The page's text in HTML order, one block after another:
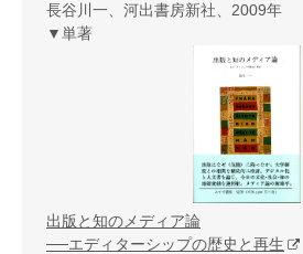
長谷川一、河出書房新社、2009年
▼単著
出版と知のメディア論
──エディターシップの歴史と再生